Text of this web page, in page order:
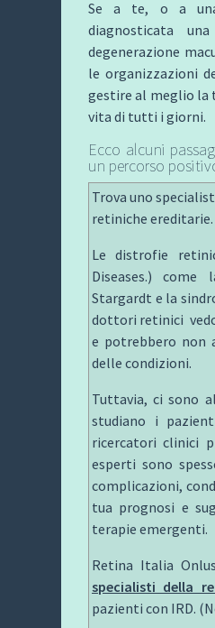
Se a te, o a una
diagnosticata
degenerazione
le organizzazioni
gestire al meglio la
vita di tutti i giorni.
Ecco alcuni
un percorso
Trova uno
retiniche ereditarie.
Le distrofie
Diseases.)
Stargardt e la
dottori retinici
e potrebbero non
delle condizioni.
Tuttavia, ci sono
studiano i
ricercatori clinici
esperti sono
complicazioni,
tua prognosi e
terapie emergenti.
Retina Italia
specialisti della
pazienti con IRD.